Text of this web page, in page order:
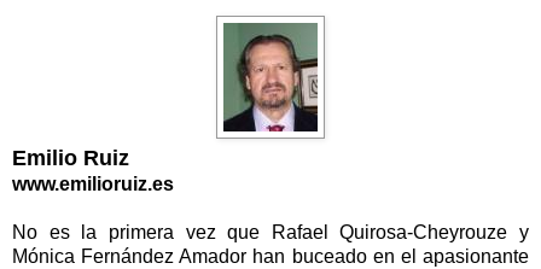
Emilio Ruiz
www.emilioruiz.es
No es la primera vez que Rafael Quirosa-Cheyrouze y
Mónica Fernández Amador han buceado en el apasionante